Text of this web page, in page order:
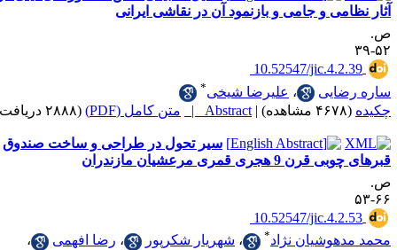
و جامی و بازنمود آن در نقاشی ایرانی
10.52547/
،علیرضا شیخی *
|
Abstract | متن کامل (PDF) (۲۸۸۸ دریافت)
سیر تحول در طراحی و ساخت صندوق
قمری مرعشیان مازندران
10.52547/
نژاد* ،شهریار شکرپور ،رضا افهمی
،